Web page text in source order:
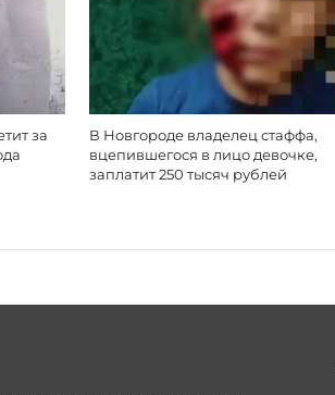
за
В Новгороде владелец стаффа,
вцепившегося в лицо девочке,
заплатит 250 тысяч рублей